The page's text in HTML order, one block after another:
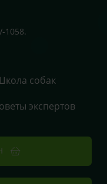
1058.
собак
экспертов